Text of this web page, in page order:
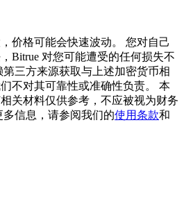
USDT
巔峰賽
价格可能会快速波动。 您对自己
Bitrue 对您可能遭受的任何损失不
三方来源获取与上述加密货币相
不对其可靠性或准确性负责。 本
关材料仅供参考，不应被视为财务
信息，请参阅我们的使用条款和